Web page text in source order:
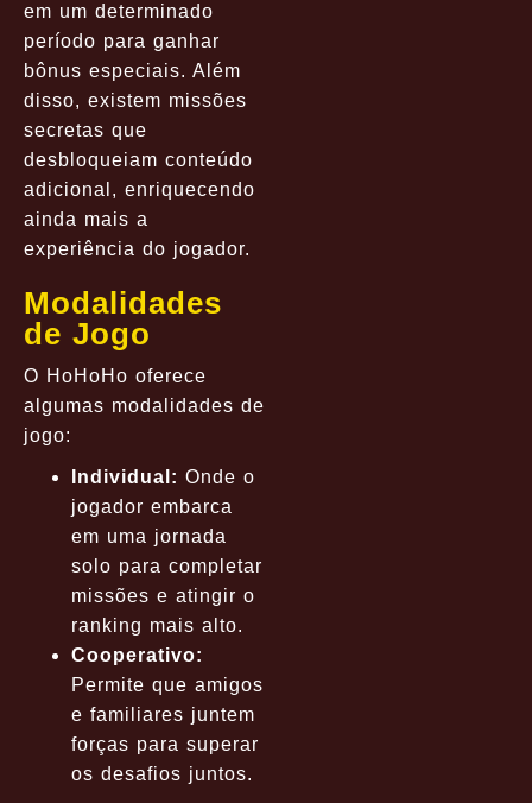
em um determinado
período para ganhar
bônus especiais. Além
disso, existem missões
secretas que
desbloqueiam conteúdo
adicional, enriquecendo
ainda mais a
experiência do jogador.
Modalidades
de Jogo
O HoHoHo oferece
algumas modalidades de
jogo:
Individual: Onde o
jogador embarca
em uma jornada
solo para completar
missões e atingir o
ranking mais alto.
Cooperativo:
Permite que amigos
e familiares juntem
forças para superar
os desafios juntos.